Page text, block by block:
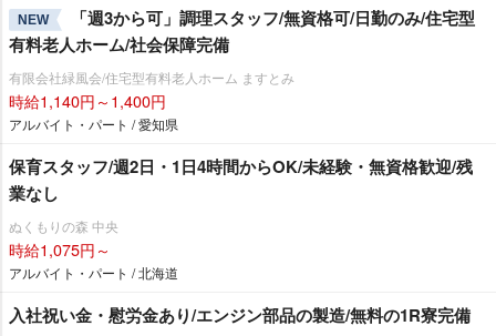
NEW
「週3から可」調理スタッフ/無資格可/日勤のみ/住宅型
有料老人ホーム/社会保障完備
有限会社緑風会/住宅型有料老人ホーム ますとみ
時給1,140円～1,400円
アルバイト・パート / 愛知県
保育スタッフ/週2日・1日4時間からOK/未経験・無資格歓迎/残
業なし
ぬくもりの森 中央
時給1,075円～
アルバイト・パート / 北海道
入社祝い金・慰労金あり/エンジン部品の製造/無料の1R寮完備